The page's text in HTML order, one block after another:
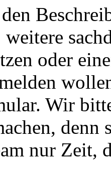
oder
Wir
nur Zeit,